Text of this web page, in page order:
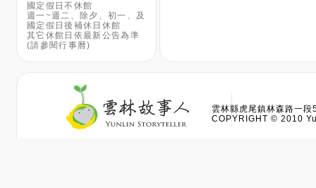
國定假日不休館
週一~週二、除夕、初一、及
國定假日後補休日休館
其它休館日依最新公告為準
(請參閱行事曆)
雲林縣虎尾鎮林森路
COPYRIGHT © 2010